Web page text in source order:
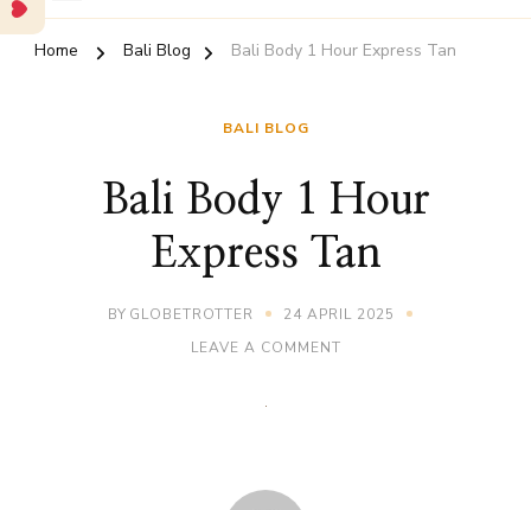
Home Bali Blog Bali Body 1 Hour Express Tan
BALI BLOG
Bali Body 1 Hour
Express Tan
BY GLOBETROTTER
24 APRIL 2025
LEAVE A COMMENTON